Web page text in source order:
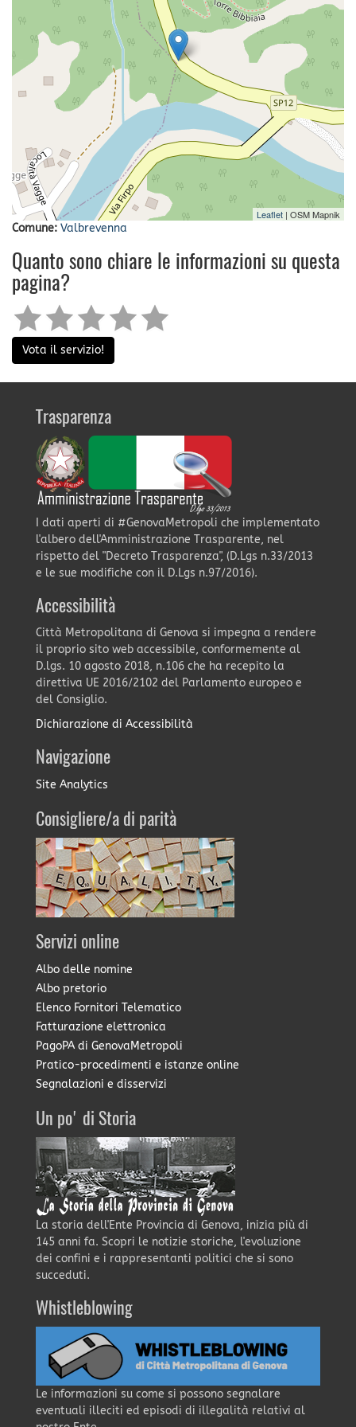
Leaflet | OSM Mapnik
Comune: Valbrevenna
Quanto sono chiare le informazioni su questa
pagina?
Vota il servizio!
Trasparenza
I dati aperti di #GenovaMetropoli che implementato
l'albero dell'Amministrazione Trasparente, nel
rispetto del "Decreto Trasparenza", (D.Lgs n.33/2013
e le sue modifiche con il D.Lgs n.97/2016).
Accessibilità
Città Metropolitana di Genova si impegna a rendere
il proprio sito web accessibile, conformemente al
D.lgs. 10 agosto 2018, n.106 che ha recepito la
direttiva UE 2016/2102 del Parlamento europeo e
del Consiglio.
Dichiarazione di Accessibilità
Navigazione
Site Analytics
Consigliere/a di parità
Servizi online
Albo delle nomine
Albo pretorio
Elenco Fornitori Telematico
Fatturazione elettronica
PagoPA di GenovaMetropoli
Pratico-procedimenti e istanze online
Segnalazioni e disservizi
Un po' di Storia
La storia dell'Ente Provincia di Genova, inizia più di
145 anni fa. Scopri le notizie storiche, l'evoluzione
dei confini e i rappresentanti politici che si sono
succeduti.
Whistleblowing
Le informazioni su come si possono segnalare
eventuali illeciti ed episodi di illegalità relativi al